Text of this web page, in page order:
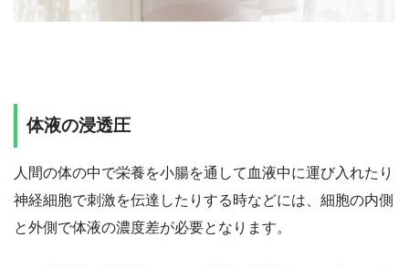
体液の浸透圧
人間の体の中で栄養を小腸を通して血液中に運び入れたり
神経細胞で刺激を伝達したりする時などには、細胞の内側
と外側で体液の濃度差が必要となります。